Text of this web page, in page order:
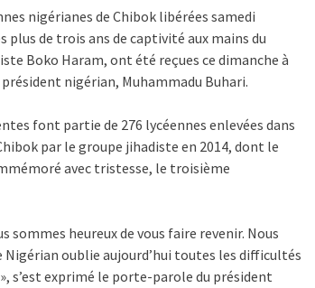
nigérianes de Chibok libérées samedi
plus de trois ans de captivité aux mains du
Boko Haram, ont été reçues ce dimanche à
nigérian, Muhammadu Buhari.
font partie de 276 lycéennes enlevées dans
par le groupe jihadiste en 2014, dont le
avec tristesse, le troisième
sommes heureux de vous faire revenir. Nous
Nigérian oublie aujourd’hui toutes les difficultés
s’est exprimé le porte-parole du président